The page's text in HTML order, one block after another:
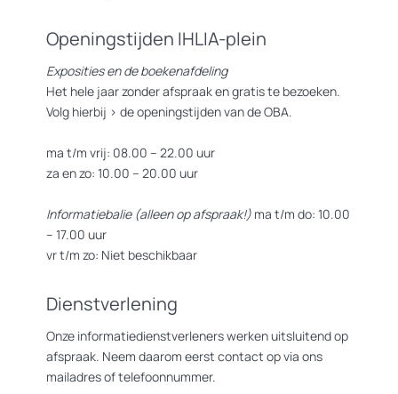
Openingstijden IHLIA-plein
Exposities en de boekenafdeling
Het hele jaar zonder afspraak en gratis te bezoeken.
Volg hierbij > de openingstijden van de OBA.
ma t/m vrij: 08.00 – 22.00 uur
za en zo: 10.00 – 20.00 uur
Informatiebalie (alleen op afspraak!) ma t/m do: 10.00
– 17.00 uur
vr t/m zo: Niet beschikbaar
Dienstverlening
Onze informatiedienstverleners werken uitsluitend op
afspraak. Neem daarom eerst contact op via ons
mailadres of telefoonnummer.